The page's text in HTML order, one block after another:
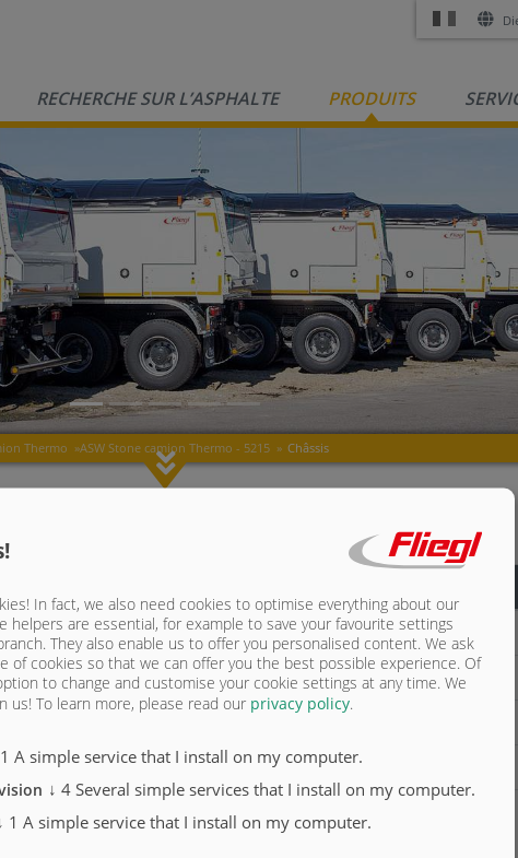
RECHERCHE SUR L’ASPHALTE PRODUITS
Thermo »ASW Stone camion Thermo - 5215 » Châssis
compte des délais de livraison et de montage plus longs
du camion)
In fact, we also need cookies to optimise everything about our
helpers are essential, for example to save your favourite settings
They also enable us to offer you personalised content. We ask
of cookies so that we can offer you the best possible experience. Of
to change and customise your cookie settings at any time. We
us! To learn more, please read our privacy policy.
1 A simple service that I install on my computer.
↓ 4 Several simple services that I install on my computer.
1 A simple service that I install on my computer.